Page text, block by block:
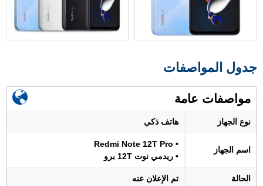
جدول المواصفات
مواصفات عامة
نوع الجهاز هاتف ذكي
اسم الجهاز
• Redmi Note 12T Pro
• ريدمي نوت 12T برو
الحالة تم الإعلان عنه